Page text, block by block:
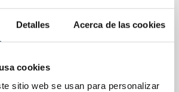
Detalles Acerca de las cookies
cookies
sitio web se usan para personalizar